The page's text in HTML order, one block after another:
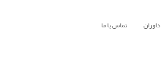
داوران تماس با ما